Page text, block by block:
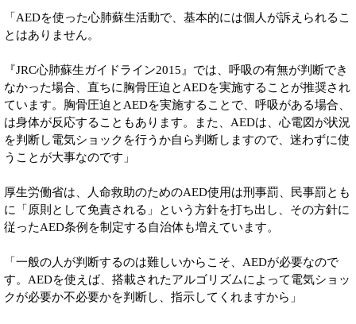
「AEDを使った心肺蘇生活動で、基本的には個人が訴えられるこ
とはありません。
『JRC心肺蘇生ガイドライン2015』では、呼吸の有無が判断でき
なかった場合、直ちに胸骨圧迫とAEDを実施することが推奨され
ています。胸骨圧迫とAEDを実施することで、呼吸がある場合、
は身体が反応することもあります。また、AEDは、心電図が状況
を判断し電気ショックを行うか自ら判断しますので、迷わずに使
うことが大事なのです」
厚生労働省は、人命救助のためのAED使用は刑事罰、民事罰とも
に「原則として免責される」という方針を打ち出し、その方針に
従ったAED条例を制定する自治体も増えています。
「一般の人が判断するのは難しいからこそ、AEDが必要なので
す。AEDを使えば、搭載されたアルゴリズムによって電気ショッ
クが必要か不必要かを判断し、指示してくれますから」